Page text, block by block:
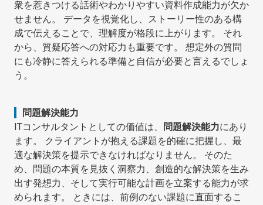
衆を惹きつける話術やわかりやすい資料作成能力が欠か
せません。 データを視覚化し、ストーリー性のある構
成で伝えることで、理解度が格段に上がります。 それ
から、質疑応答への対応力も重要です。 想定外の質問
にも冷静に答えられる準備と自信が必要と言えるでしょ
う。
問題解決能力
ITコンサルタントとしての価値は、
問題解決能力にあり
ます。 クライアントが抱える課題を的確に把握し、最
適な解決策を提示できなければなりません。 そのた
め、問題の本質を見抜く洞察力、創造的な解決策を生み
出す発想力、そして実行可能な計画を立案する能力が求
められます。 ときには、前例のない課題に直面するこ